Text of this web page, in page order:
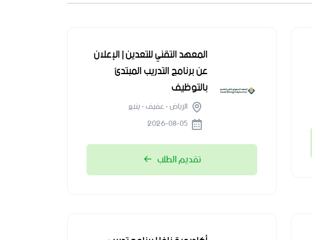
المعهد التقني للتعدين | الإعلان
عن برنامج التدريب المبتدئ
بالتوظيف
الرياض - عفيف - ينبع
تقديم الطلب